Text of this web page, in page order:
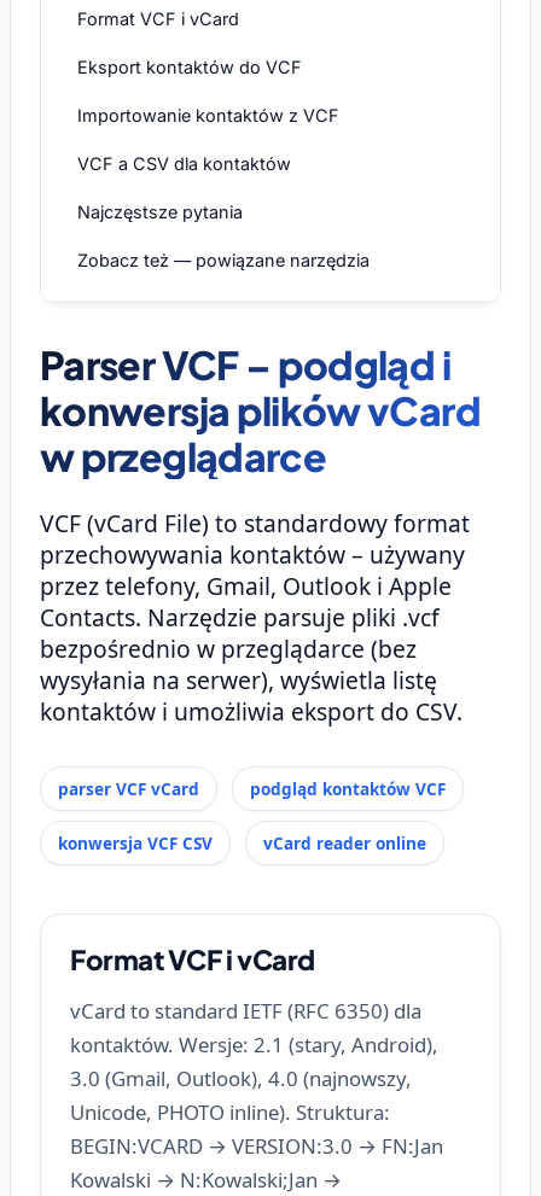
Format VCF i vCard
Eksport kontaktów do VCF
Importowanie kontaktów z VCF
VCF a CSV dla kontaktów
Najczęstsze pytania
Zobacz też — powiązane narzędzia
Parser VCF – podgląd i
konwersja plików vCard
w przeglądarce
VCF (vCard File) to standardowy format
przechowywania kontaktów – używany
przez telefony, Gmail, Outlook i Apple
Contacts. Narzędzie parsuje pliki .vcf
bezpośrednio w przeglądarce (bez
wysyłania na serwer), wyświetla listę
kontaktów i umożliwia eksport do CSV.
parser VCF vCard podgląd kontaktów VCF
konwersja VCF CSV vCard reader online
Format VCF i vCard
vCard to standard IETF (RFC 6350) dla
kontaktów. Wersje: 2.1 (stary, Android),
3.0 (Gmail, Outlook), 4.0 (najnowszy,
Unicode, PHOTO inline). Struktura:
BEGIN:VCARD → VERSION:3.0 → FN:Jan
Kowalski → N:Kowalski;Jan →